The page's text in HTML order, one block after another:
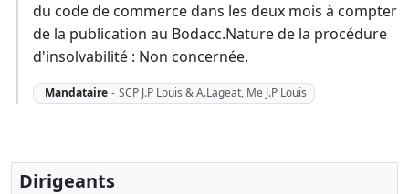
du code de commerce dans les deux mois à compter
de la publication au Bodacc.Nature de la procédure
d'insolvabilité : Non concernée.
Mandataire - SCP J.P Louis & A.Lageat, Me J.P Louis
Dirigeants